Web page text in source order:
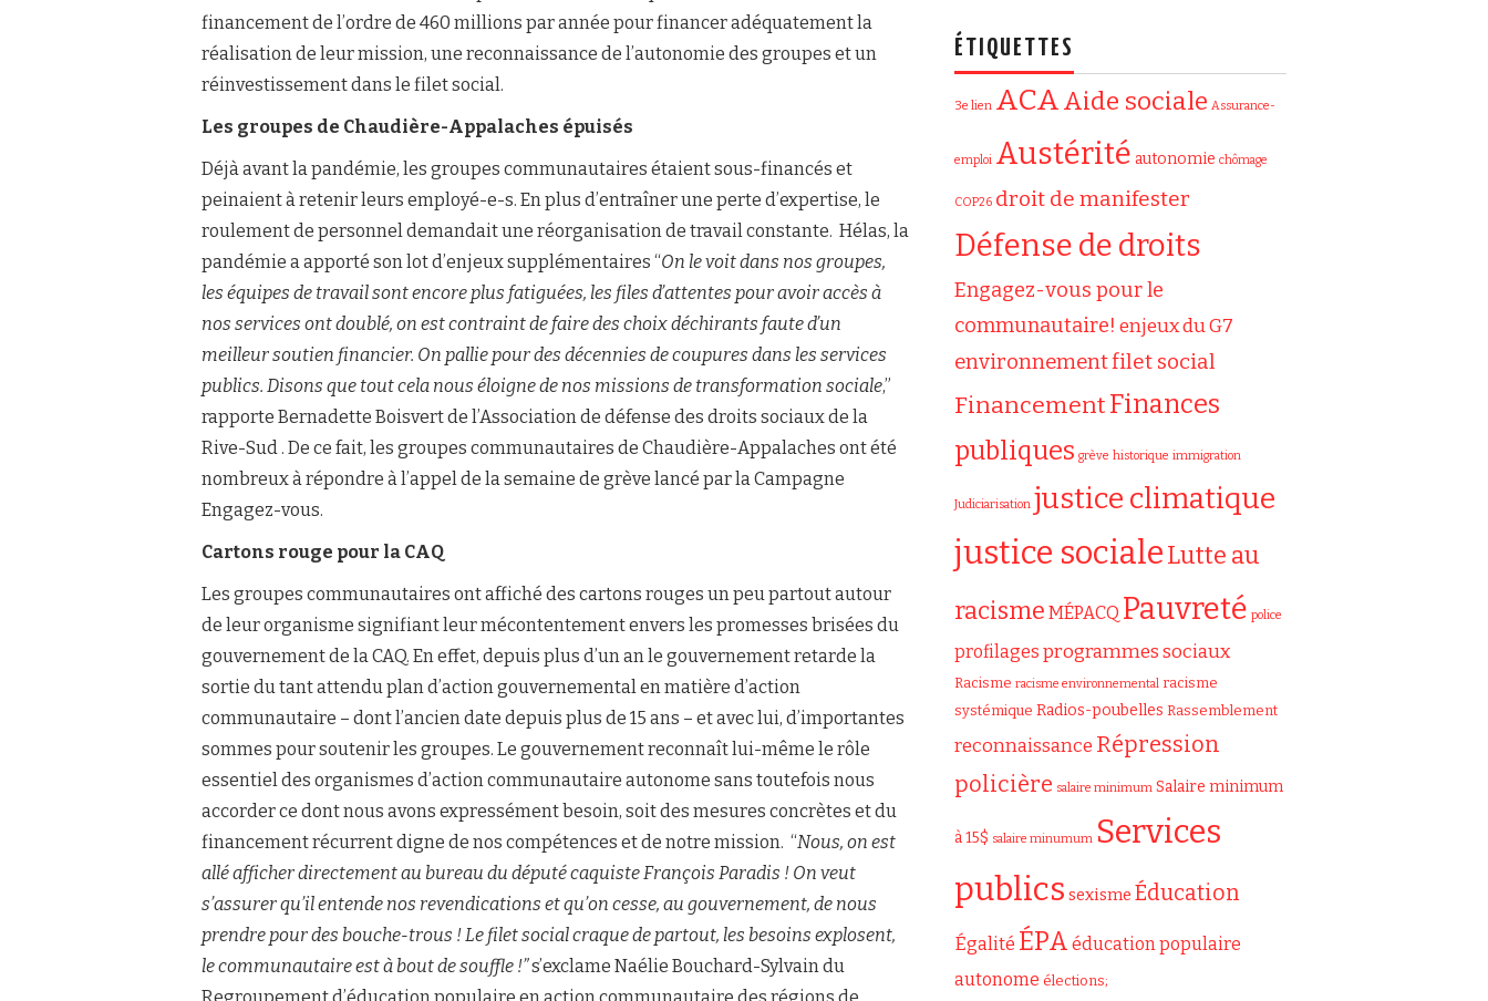
financement de l’ordre de 460 millions par année pour financer adéquatement la
réalisation de leur mission, une reconnaissance de l’autonomie des groupes et un
réinvestissement dans le filet social.
Les groupes de Chaudière-Appalaches épuisés
Déjà avant la pandémie, les groupes communautaires étaient sous-financés et
peinaient à retenir leurs employé-e-s. En plus d’entraîner une perte d’expertise, le
roulement de personnel demandait une réorganisation de travail constante. Hélas, la
pandémie a apporté son lot d’enjeux supplémentaires “On le voit dans nos groupes,
les équipes de travail sont encore plus fatiguées, les files d’attentes pour avoir accès à
nos services ont doublé, on est contraint de faire des choix déchirants faute d’un
meilleur soutien financier. On pallie pour des décennies de coupures dans les services
publics. Disons que tout cela nous éloigne de nos missions de transformation sociale,”
rapporte Bernadette Boisvert de l’Association de défense des droits sociaux de la
Rive-Sud . De ce fait, les groupes communautaires de Chaudière-Appalaches ont été
nombreux à répondre à l’appel de la semaine de grève lancé par la Campagne
Engagez-vous.
Cartons rouge pour la CAQ
Les groupes communautaires ont affiché des cartons rouges un peu partout autour
de leur organisme signifiant leur mécontentement envers les promesses brisées du
gouvernement de la CAQ. En effet, depuis plus d’un an le gouvernement retarde la
sortie du tant attendu plan d’action gouvernemental en matière d’action
communautaire – dont l’ancien date depuis plus de 15 ans – et avec lui, d’importantes
sommes pour soutenir les groupes. Le gouvernement reconnaît lui-même le rôle
essentiel des organismes d’action communautaire autonome sans toutefois nous
accorder ce dont nous avons expressément besoin, soit des mesures concrètes et du
financement récurrent digne de nos compétences et de notre mission. “Nous, on est
allé afficher directement au bureau du député caquiste François Paradis ! On veut
s’assurer qu’il entende nos revendications et qu’on cesse, au gouvernement, de nous
prendre pour des bouche-trous ! Le filet social craque de partout, les besoins explosent,
le communautaire est à bout de souffle !”s’exclame Naélie Bouchard-Sylvain du
ÉTIQUETTES
3e lien ACAAide sociale Assurance-
emploi Austérité autonomie chômage
COP26 droit de manifester
Défense de droits
Engagez-vous pour le
communautaire! enjeux du G7
environnementfilet social
FinancementFinances
publiques grève historique immigration
Judiciarisation justice climatique
justice socialeLutte au
racisme MÉPACQ Pauvreté police
profilages programmes sociaux
Racisme racisme environnemental racisme
systémique Radios-poubelles Rassemblement
reconnaissance Répression
policière salaire minimum Salaire minimum
à 15$ salaire minumum Services
publics sexisme Éducation
Égalité ÉPA éducation populaire
autonome élections;